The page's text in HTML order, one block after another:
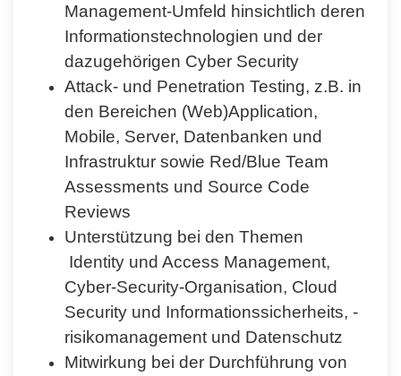
Management-Umfeld hinsichtlich deren
Informationstechnologien und der
dazugehörigen Cyber Security
Attack- und Penetration Testing, z.B. in
den Bereichen (Web)Application,
Mobile, Server, Datenbanken und
Infrastruktur sowie Red/Blue Team
Assessments und Source Code
Reviews
Unterstützung bei den Themen
Identity und Access Management,
Cyber-Security-Organisation, Cloud
Security und Informationssicherheits, -
risikomanagement und Datenschutz
Mitwirkung bei der Durchführung von